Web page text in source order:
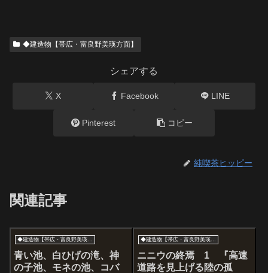
◆建造物【帯広・富良野美瑛方面】
シェアする
X Facebook LINE
Pinterest コピー
純喫茶ヒッピー
関連記事
青い池、白ひげの滝、神
の子池、モネの池、コバ
ニニウの終焉 1 『高速
道路を見上げる陸の孤